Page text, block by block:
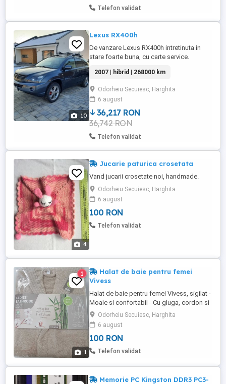
Telefon validat
10
Lexus RX400h
De vanzare Lexus RX400h intretinuta in
stare foarte buna, cu carte service.
Toyota. Vehicul de origine din Italia, fara
gram de rugina, prezinta uzura usoara
conform varstei. Full Hibrid Putere
combinata:272 CP Motor termic V6
benzina cu ciclu Atkinson Tractiune: ...
2007 | hibrid | 268000 km
Odorheiu Secuiesc, Harghita
6 august
36,217 RON
36,742 RON
Telefon validat
4
Jucarie paturica crosetata
Vand jucarii crosetate noi, handmade.
Odorheiu Secuiesc, Harghita
6 august
100 RON
Telefon validat
1
1
Halat de baie pentru femei
Vivess
Halat de baie pentru femei Vivess, sigilat -
Moale si confortabil - Cu gluga, cordon si
2 buzunare - Marimea S/M - 90% bumbac
(din agricultura biologica), 10% vascoza
(bambus)
Odorheiu Secuiesc, Harghita
6 august
100 RON
Telefon validat
Memorie PC Kingston DDR3 PC3-